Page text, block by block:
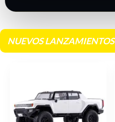
NUEVOS LANZAMIENTOS